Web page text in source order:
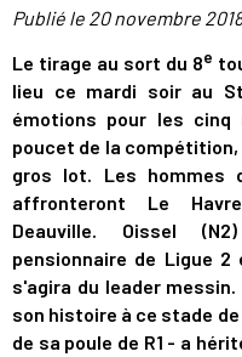
Publié le 20 novembre 2018
Le tirage au sort du 8e
lieu ce mardi soir au
émotions pour les cinq
poucet de la compétition,
gros lot. Les hommes
affronteront Le
Deauville. Oissel
pensionnaire de Ligue
s'agira du leader
son histoire à ce stade
de sa poule de R1 - a